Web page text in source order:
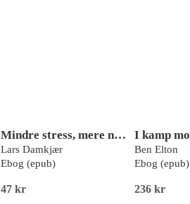
Mindre stress, mere nærvær
Lars Damkjær
Ebog (epub)
47 kr
I kamp
Ben Elton
Ebog (epub)
236 kr